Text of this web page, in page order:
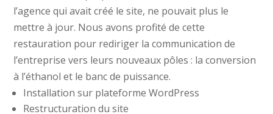
l’agence qui avait créé le site, ne pouvait plus le
mettre à jour. Nous avons profité de cette
restauration pour rediriger la communication de
l’entreprise vers leurs nouveaux pôles : la conversion
à l’éthanol et le banc de puissance.
Installation sur plateforme WordPress
Restructuration du site